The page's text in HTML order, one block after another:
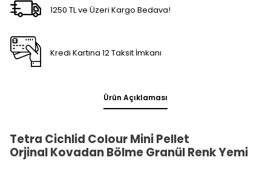
1250 TL ve Üzeri Kargo Bedava!
Kredi Kartına 12 Taksit İmkanı
Ürün Açıklaması
Tetra Cichlid Colour Mini Pellet
Orjinal Kovadan Bölme Granül Renk Yemi